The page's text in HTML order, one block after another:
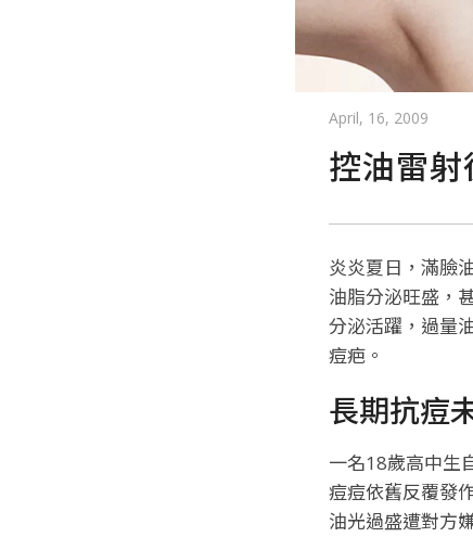
April, 16, 2009
控油雷射
炎炎夏日，滿臉
油脂分泌旺盛，
分泌活躍，過量
痘疤。
長期抗痘
一名18歲高中生
痘痘依舊反覆發
油光過盛遭對方